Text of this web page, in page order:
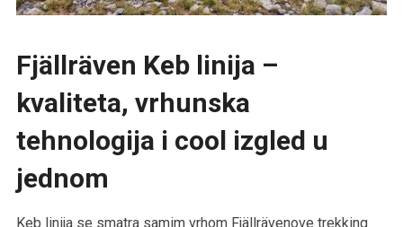
Fjällräven Keb linija –
kvaliteta, vrhunska
tehnologija i cool izgled u
jednom
Keb linija se smatra samim vrhom Fjällrävenove trekking